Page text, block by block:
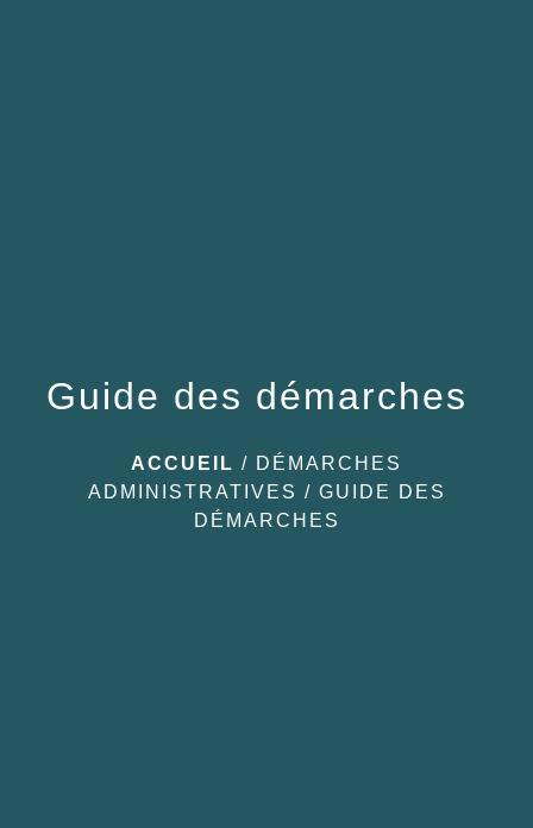
Guide des démarches
ACCUEIL / DÉMARCHES
ADMINISTRATIVES / GUIDE DES
DÉMARCHES